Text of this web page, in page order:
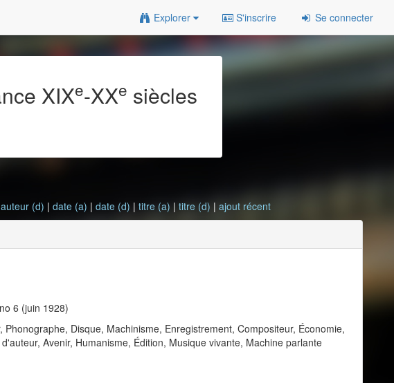
Explorer S'inscrire Se connecter
XIXe-XXe siècles
auteur (d) |date (a) |date (d) |titre (a) |titre (d) |ajout récent
6 (juin 1928)
Phonographe, Disque, Machinisme, Enregistrement, Compositeur, Économie,
Avenir, Humanisme, Édition, Musique vivante, Machine parlante